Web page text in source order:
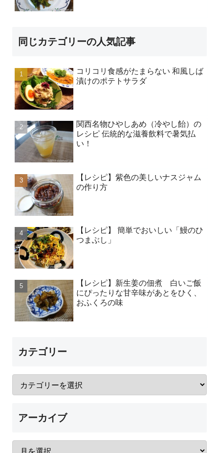
同じカテゴリーの人気記事
コリコリ食感がたまらない 和風しば
漬けのポテトサラダ
関西名物ひやしあめ（冷やし飴）の
レシピ 伝統的な滋養飲料で暑気払
い！
【レシピ】紫色の美しいナスジャム
の作り方
【レシピ】 簡単でおいしい「鰻のひ
つまぶし」
【レシピ】新生姜の佃煮 白いご飯
にぴったりな甘辛味があとをひく、
おふくろの味
カテゴリー
アーカイブ